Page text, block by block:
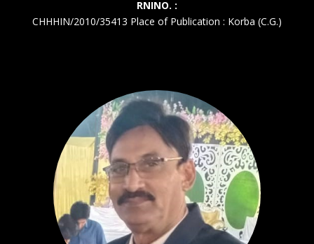
RNINO. :
CHHHIN/2010/35413 Place of Publication : Korba (C.G.)